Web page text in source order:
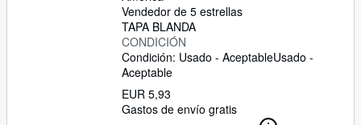
Vendedor de 5 estrellas
TAPA BLANDA
CONDICIÓN
Condición: Usado - AceptableUsado -
Aceptable
EUR 5,93
Gastos de envío gratis